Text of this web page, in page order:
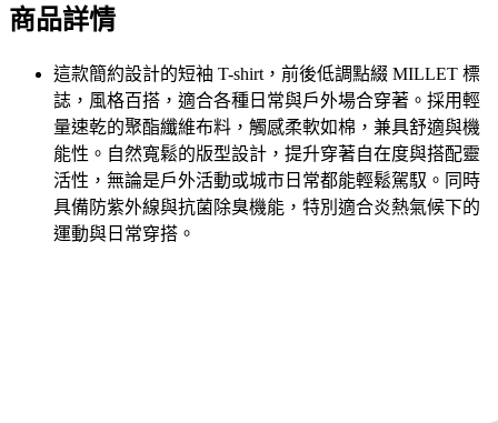
商品詳情
這款簡約設計的短袖 T-shirt，前後低調點綴 MILLET 標
誌，風格百搭，適合各種日常與戶外場合穿著。採用輕
量速乾的聚酯纖維布料，觸感柔軟如棉，兼具舒適與機
能性。自然寬鬆的版型設計，提升穿著自在度與搭配靈
活性，無論是戶外活動或城市日常都能輕鬆駕馭。同時
具備防紫外線與抗菌除臭機能，特別適合炎熱氣候下的
運動與日常穿搭。